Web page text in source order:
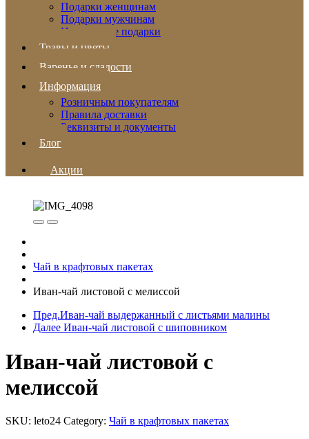
Подарки женщинам
Подарки мужчинам
Новогодние подарки
Травы и цветы
Варенье и сладости
Информация
Розничным покупателям
Правила доставки
Реквизиты и документы
Блог
Акции
Чай в крафтовых пакетах
Иван-чай листовой с мелиссой
Пред.Иван-чай выдержанный с листьями малины
Далее Иван-чай листовой с шиповником
Иван-чай листовой с
мелиссой
SKU: leto24 Category: Чай в крафтовых пакетах